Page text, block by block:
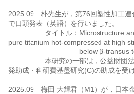
2025.09 朴先生が，第76回塑性加工連
で口頭発表（英語）を行いました。
タイトル：Microstructure and
pure titanium hot-compressed at high
below β-transus
本研究の一部は，公益財団法人
発助成・科研費基盤研究(C)の助成を受
2025.09 梅田 大輝君（M1）が，日本